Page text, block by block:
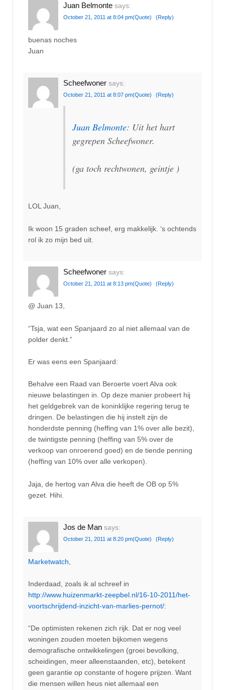
Juan Belmonte says:
October 21, 2011 at 8:04 pm(Quote) (Reply)
buenas noches
Juan
Scheefwoner says:
October 21, 2011 at 8:07 pm(Quote) (Reply)
Juan Belmonte: Uit het hart
gegrepen Scheefwoner.
(ga toch rechtwonen, geintje )
LOL Juan,
Ik woon 15 graden scheef, erg makkelijk. ‘s ochtends
rol ik zo mijn bed uit.
Scheefwoner says:
October 21, 2011 at 8:13 pm(Quote) (Reply)
@ Juan 13,
“Tsja, wat een Spanjaard zo al niet allemaal van de
polder denkt.”
Er was eens een Spanjaard:
Behalve een Raad van Beroerte voert Alva ook
nieuwe belastingen in. Op deze manier probeert hij
het geldgebrek van de koninklijke regering terug te
dringen. De belastingen die hij instelt zijn de
honderdste penning (heffing van 1% over alle bezit),
de twintigste penning (heffing van 5% over de
verkoop van onroerend goed) en de tiende penning
(heffing van 10% over alle verkopen).
Jaja, de hertog van Alva die heeft de OB op 5%
gezet. Hihi.
Jos de Man says:
October 21, 2011 at 8:20 pm(Quote) (Reply)
Marketwatch
Inderdaad, zoals ik al schreef in
http://www.huizenmarkt-zeepbel.nl/16-10-2011/het-
voortschrijdend-inzicht-van-marlies-pernot/:
“De optimisten rekenen zich rijk. Dat er nog veel
woningen zouden moeten bijkomen wegens
demografische ontwikkelingen (groei bevolking,
scheidingen, meer alleenstaanden, etc), betekent
geen garantie op constante of hogere prijzen. Want
die mensen willen heus niet allemaal een